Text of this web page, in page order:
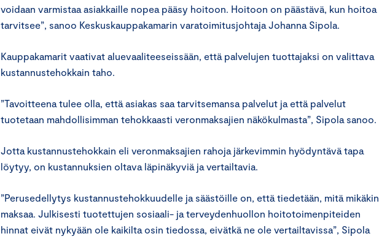
voidaan varmistaa asiakkaille nopea pääsy hoitoon. Hoitoon on päästävä, kun hoitoa
tarvitsee”, sanoo Keskuskauppakamarin varatoimitusjohtaja Johanna Sipola.
Kauppakamarit vaativat aluevaaliteeseissään, että palvelujen tuottajaksi on valittava
kustannustehokkain taho.
”Tavoitteena tulee olla, että asiakas saa tarvitsemansa palvelut ja että palvelut
tuotetaan mahdollisimman tehokkaasti veronmaksajien näkökulmasta”, Sipola sanoo.
Jotta kustannustehokkain eli veronmaksajien rahoja järkevimmin hyödyntävä tapa
löytyy, on kustannuksien oltava läpinäkyviä ja vertailtavia.
”Perusedellytys kustannustehokkuudelle ja säästöille on, että tiedetään, mitä mikäkin
maksaa. Julkisesti tuotettujen sosiaali- ja terveydenhuollon hoitotoimenpiteiden
hinnat eivät nykyään ole kaikilta osin tiedossa, eivätkä ne ole vertailtavissa”, Sipola